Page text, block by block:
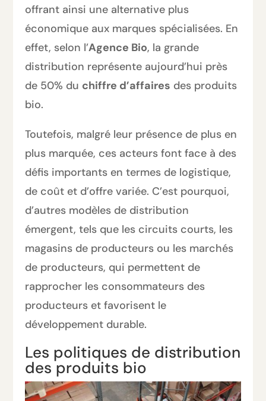
offrant ainsi une alternative plus
économique aux marques spécialisées. En
effet, selon l’Agence Bio, la grande
distribution représente aujourd’hui près
de 50% du chiffre d’affaires des produits
bio.
Toutefois, malgré leur présence de plus en
plus marquée, ces acteurs font face à des
défis importants en termes de logistique,
de coût et d’offre variée. C’est pourquoi,
d’autres modèles de distribution
émergent, tels que les circuits courts, les
magasins de producteurs ou les marchés
de producteurs, qui permettent de
rapprocher les consommateurs des
producteurs et favorisent le
développement durable.
Les politiques de distribution
des produits bio